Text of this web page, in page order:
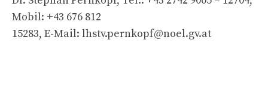
Mobil: +43 676 812
15283, E-Mail: lhstv.pernkopf@noel.gv.at